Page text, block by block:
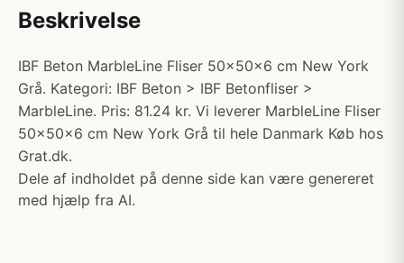
Beskrivelse
IBF Beton MarbleLine Fliser 50x50x6 cm New York
Grå. Kategori: IBF Beton > IBF Betonfliser >
MarbleLine. Pris: 81.24 kr. Vi leverer MarbleLine Fliser
50x50x6 cm New York Grå til hele Danmark Køb hos
Grat.dk.
Dele af indholdet på denne side kan være genereret
med hjælp fra AI.